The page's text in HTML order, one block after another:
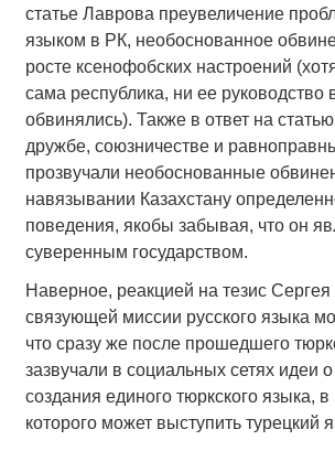
статье Лаврова преувеличение
языком в РК, необоснованное
росте ксенофобских настроений
сама республика, ни ее руководство
обвинялись). Также в ответ на
дружбе, союзничестве и
прозвучали необоснованные
навязывании Казахстану
поведения, якобы забывая, что он
суверенным государством.
Наверное, реакцией на тезис
связующей миссии русского языка
что сразу же после прошедшего
зазвучали в социальных сетях идеи
создания единого тюркского языка,
которого может выступить турецкий